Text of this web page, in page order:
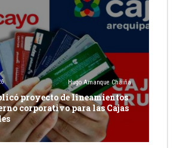
Hugo Amanque Chaiña
proyecto de lineamientos
corporativo para las Cajas